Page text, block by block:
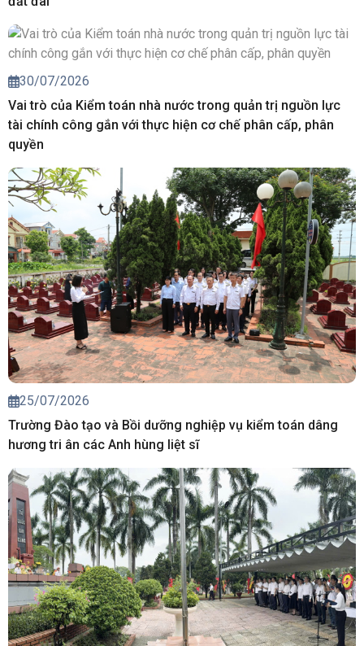
30/07/2026
Vai trò của Kiểm toán nhà nước trong quản trị nguồn lực
tài chính công gắn với thực hiện cơ chế phân cấp, phân
quyền
25/07/2026
Trường Đào tạo và Bồi dưỡng nghiệp vụ kiểm toán dâng
hương tri ân các Anh hùng liệt sĩ